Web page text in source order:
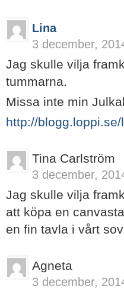
Lina
3 december,
Jag skulle vilja
tummarna.
Missa inte min
http://
Tina Carlström
3 december,
Jag skulle vilja
att köpa en
en fin tavla i vårt
Agneta
3 december,